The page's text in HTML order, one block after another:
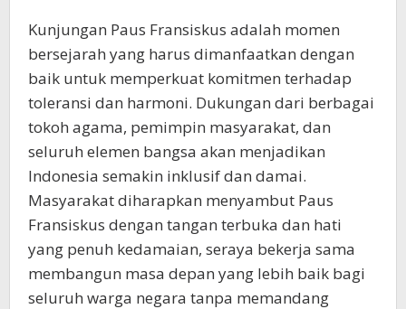
Kunjungan Paus Fransiskus adalah momen
bersejarah yang harus dimanfaatkan dengan
baik untuk memperkuat komitmen terhadap
toleransi dan harmoni. Dukungan dari berbagai
tokoh agama, pemimpin masyarakat, dan
seluruh elemen bangsa akan menjadikan
Indonesia semakin inklusif dan damai.
Masyarakat diharapkan menyambut Paus
Fransiskus dengan tangan terbuka dan hati
yang penuh kedamaian, seraya bekerja sama
membangun masa depan yang lebih baik bagi
seluruh warga negara tanpa memandang